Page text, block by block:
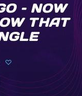
– NOW
THAT